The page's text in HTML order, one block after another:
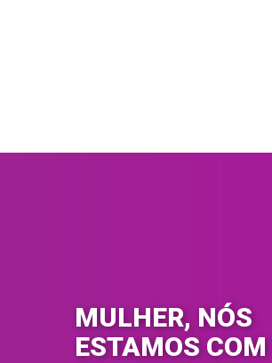
MULHER, NÓS
ESTAMOS COM